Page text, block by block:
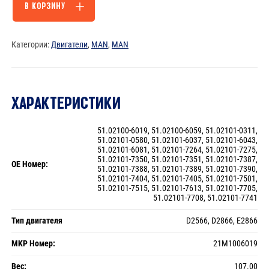
Коленвал
В КОРЗИНУ
Категории: Двигатели, MAN, MAN
ХАРАКТЕРИСТИКИ
OE Номер:
51.02100-6019, 51.02100-6059, 51.02101-0311,
51.02101-0580, 51.02101-6037, 51.02101-6043,
51.02101-6081, 51.02101-7264, 51.02101-7275,
51.02101-7350, 51.02101-7351, 51.02101-7387,
51.02101-7388, 51.02101-7389, 51.02101-7390,
51.02101-7404, 51.02101-7405, 51.02101-7501,
51.02101-7515, 51.02101-7613, 51.02101-7705,
51.02101-7708, 51.02101-7741
Тип двигателя D2566, D2866, E2866
MKP Номер: 21M1006019
Вес: 107.00